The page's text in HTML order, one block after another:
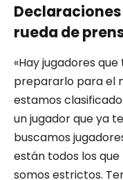
rueda de
«Hay jugadores
prepararlo para el
estamos
un jugador que ya
buscamos
están todos los
somos estrictos.